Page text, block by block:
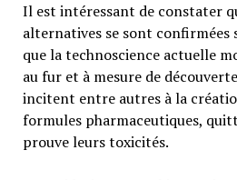
Il est intéressant de constater
alternatives se sont confirmées
que la technoscience actuelle
au fur et à mesure de
incitent entre autres à la
formules pharmaceutiques,
prouve leurs toxicités.